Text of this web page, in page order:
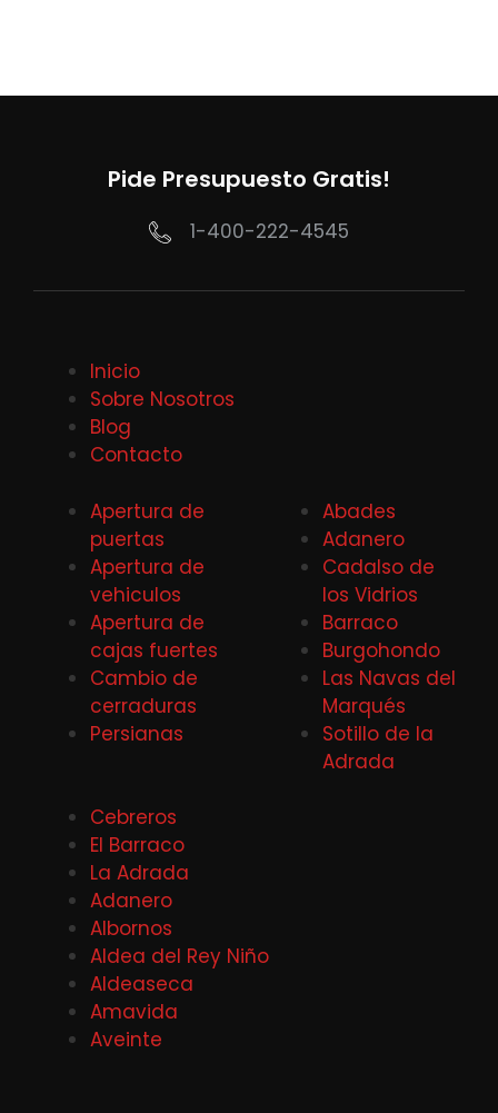
Pide Presupuesto Gratis!
1-400-222-4545
Inicio
Sobre Nosotros
Blog
Contacto
Apertura de
puertas
Apertura de
vehiculos
Apertura de
cajas fuertes
Cambio de
cerraduras
Persianas
Abades
Adanero
Cadalso de
los Vidrios
Barraco
Burgohondo
Las Navas del
Marqués
Sotillo de la
Adrada
Cebreros
El Barraco
La Adrada
Adanero
Albornos
Aldea del Rey Niño
Aldeaseca
Amavida
Aveinte